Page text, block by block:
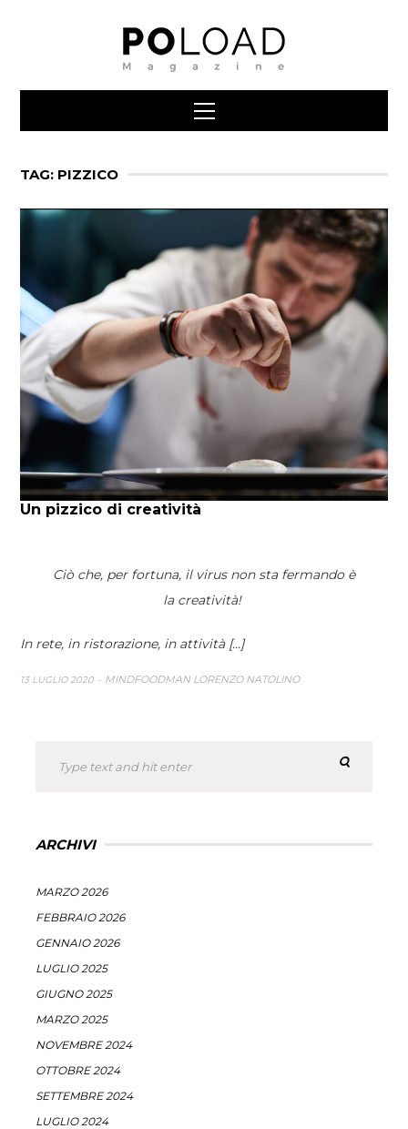
TAG: PIZZICO
Un pizzico di creatività
Ciò che, per fortuna, il virus non sta fermando è
la creatività!
In rete, in ristorazione, in attività [...]
13 LUGLIO 2020 MINDFOODMAN LORENZO NATOLINO
ARCHIVI
MARZO 2026
FEBBRAIO 2026
GENNAIO 2026
LUGLIO 2025
GIUGNO 2025
MARZO 2025
NOVEMBRE 2024
OTTOBRE 2024
SETTEMBRE 2024
LUGLIO 2024